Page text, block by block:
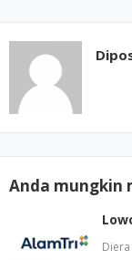
Anda mungkin